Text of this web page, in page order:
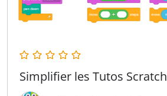
Simplifier les Tutos Scratch